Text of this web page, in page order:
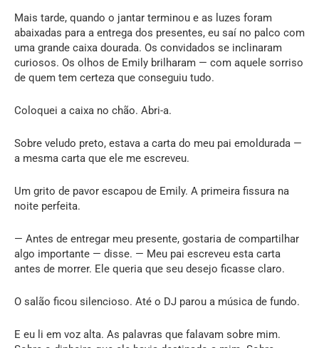
Mais tarde, quando o jantar terminou e as luzes foram
abaixadas para a entrega dos presentes, eu saí no palco com
uma grande caixa dourada. Os convidados se inclinaram
curiosos. Os olhos de Emily brilharam — com aquele sorriso
de quem tem certeza que conseguiu tudo.
Coloquei a caixa no chão. Abri-a.
Sobre veludo preto, estava a carta do meu pai emoldurada —
a mesma carta que ele me escreveu.
Um grito de pavor escapou de Emily. A primeira fissura na
noite perfeita.
— Antes de entregar meu presente, gostaria de compartilhar
algo importante — disse. — Meu pai escreveu esta carta
antes de morrer. Ele queria que seu desejo ficasse claro.
O salão ficou silencioso. Até o DJ parou a música de fundo.
E eu li em voz alta. As palavras que falavam sobre mim.